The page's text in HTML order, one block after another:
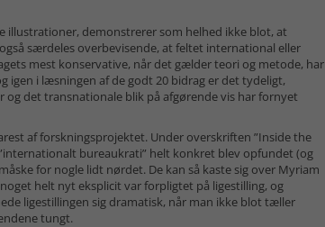
illustrationer, demonstrerer som helhed ikke blot, at
særdeles overbevisende, at feltet international eller
mest konservative, når det gælder teori og metode, har
igen i læsningen af de godt 20 bidrag er det tydeligt,
det transnationale blik på afgørende vis har fornyet
af forskningsprojektet. Under overskriften ”Inside the
bureaukrati” helt konkret blev opfundet (og
for nogle lidt nørdet. De kan så kaste sig over Myriam
helt nyt eksplicit var forpligtet på ligestilling, og
ligestillingen sig dramatisk, når man ikke blot tæller
tungt.